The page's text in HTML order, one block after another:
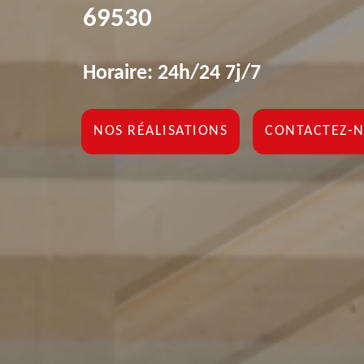
69530
Horaire: 24h/24 7j/7
NOS RÉALISATIONS CONTACTEZ-